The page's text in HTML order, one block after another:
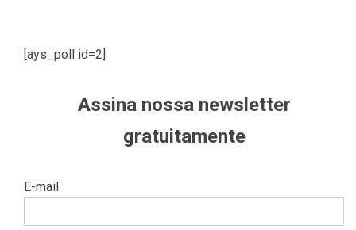
[ays_poll id=2]
Assina nossa newsletter
gratuitamente
E-mail